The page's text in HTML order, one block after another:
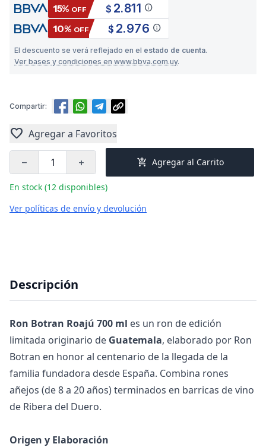
15% OFF $ 2.811 info
10% OFF $ 2.976 info
El descuento se verá reflejado en el estado de cuenta.
Ver bases y condiciones en www.bbva.com.uy.
Compartir:
favorite Agregar a Favoritos
remove add add_shopping_cart Agregar al Carrito
En stock (12 disponibles)
Ver políticas de envío y devolución
Descripción
Ron Botran Roajú 700 ml es un ron de edición
limitada originario de Guatemala, elaborado por Ron
Botran en honor al centenario de la llegada de la
familia fundadora desde España. Combina rones
añejos (de 8 a 20 años) terminados en barricas de vino
de Ribera del Duero.
Origen y Elaboración